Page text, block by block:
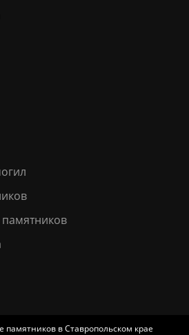
памятников в Ставропольском крае